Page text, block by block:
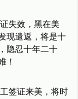
失效，黑在美
现遣返，将是十
隐忍十年二十
！
签证来美，将时